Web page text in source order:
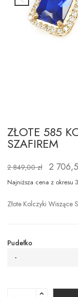
ZŁOTE 585
SZAFIREM
2 849,00 zł 2
Najniższa cena z okresu
Złote Kolczyki Wiszące
Pudełko
-